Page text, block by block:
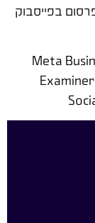
בפייסבוק
Meta